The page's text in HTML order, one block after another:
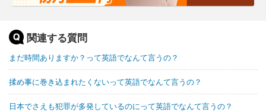
関連する質問
まだ時間ありますか？って英語でなんて言うの？
揉め事に巻き込まれたくないって英語でなんて言うの？
日本でさえも犯罪が多発しているのにって英語でなんて言うの？